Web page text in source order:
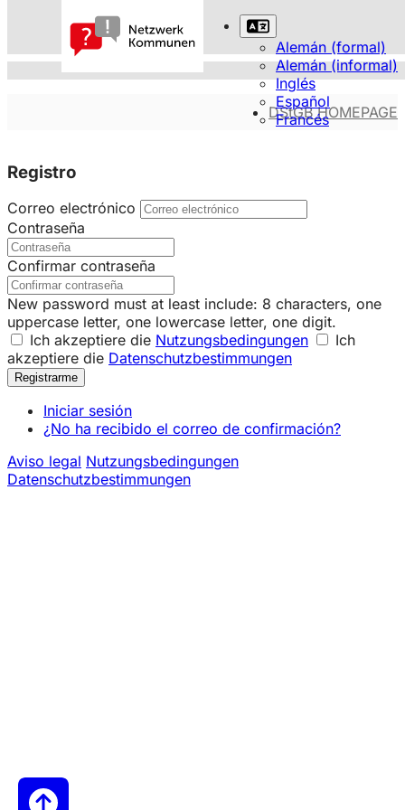
Alemán (formal)
Alemán (informal)
Inglés
Español
Francés
DStGB HOMEPAGE
Registro
Correo electrónico
Contraseña
Confirmar contraseña
New password must at least include: 8 characters, one
uppercase letter, one lowercase letter, one digit.
Ich akzeptiere die Nutzungsbedingungen
Ich
akzeptiere die Datenschutzbestimmungen
Iniciar sesión
¿No ha recibido el correo de confirmación?
Aviso legal Nutzungsbedingungen
Datenschutzbestimmungen